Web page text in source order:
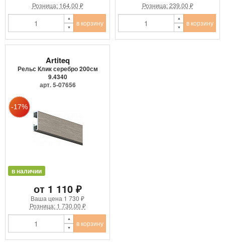
Розница: 164.00 ₽
в корзину
Розница: 239.00 ₽
в корзину
Artiteq
Рельс Клик серебро 200см
9.4340
арт. 5-07656
в наличии
от 1 110 ₽
Ваша цена 1 730 ₽
Розница: 1 730.00 ₽
в корзину